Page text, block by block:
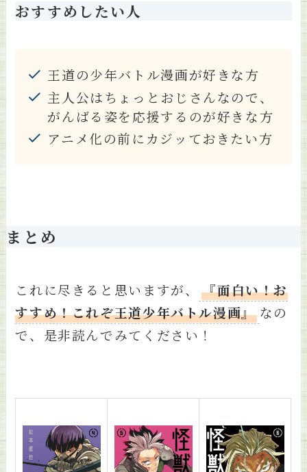
おすすめしたい人
王道の少年バトル漫画が好きな方
主人公はちょっとおじさんなので、
がんばる姿を応援するのが好きな方
アニメ化の前にカジッておきたい方
まとめ
これに尽きると思いますが、
『面白い！お
すすめ！これぞ王道少年バトル漫画』 なの
で、是非読んでみてください！